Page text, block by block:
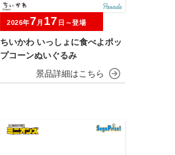
ちいかわ いっしょに食べよポッ
プコーンぬいぐるみ
2026年7 月 17 日～登場